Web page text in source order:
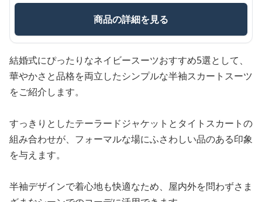
商品の詳細を見る
結婚式にぴったりなネイビースーツおすすめ5選として、
華やかさと品格を両立したシンプルな半袖スカートスーツ
をご紹介します。
すっきりとしたテーラードジャケットとタイトスカートの
組み合わせが、フォーマルな場にふさわしい品のある印象
を与えます。
半袖デザインで着心地も快適なため、屋内外を問わずさま